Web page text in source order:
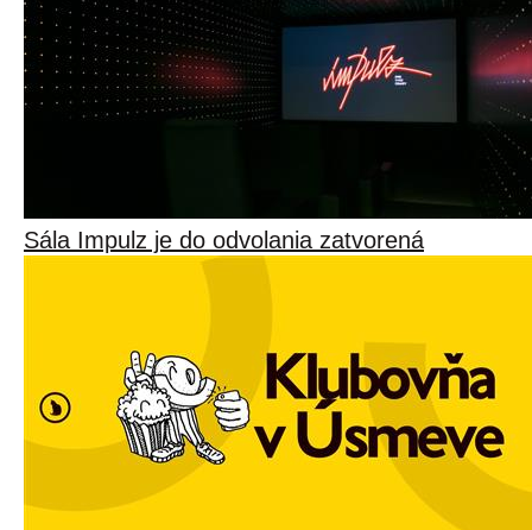
Sála Impulz je do odvolania zatvorená